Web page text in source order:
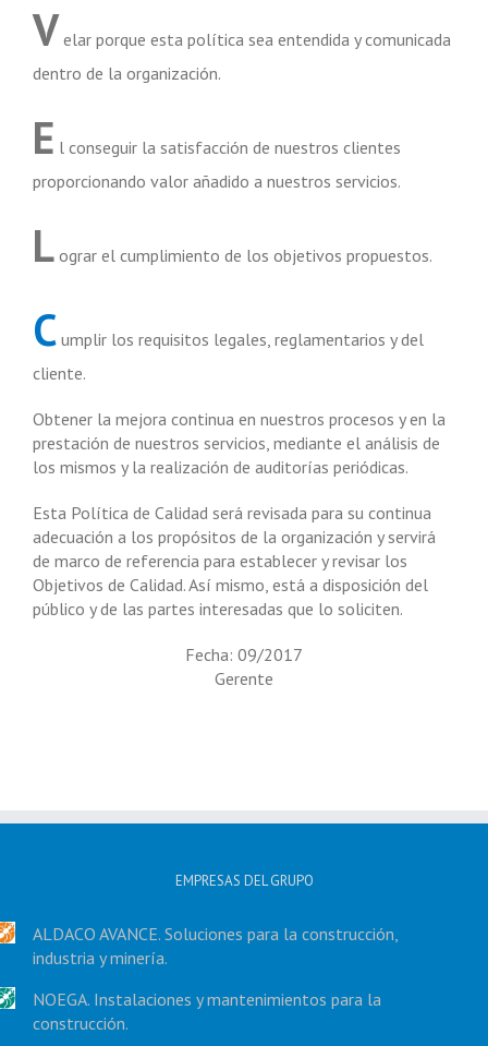
V elar porque esta política sea entendida y comunicada
dentro de la organización.
E l conseguir la satisfacción de nuestros clientes
proporcionando valor añadido a nuestros servicios.
L ograr el cumplimiento de los objetivos propuestos.
C umplir los requisitos legales, reglamentarios y del
cliente.
Obtener la mejora continua en nuestros procesos y en la
prestación de nuestros servicios, mediante el análisis de
los mismos y la realización de auditorías periódicas.
Esta Política de Calidad será revisada para su continua
adecuación a los propósitos de la organización y servirá
de marco de referencia para establecer y revisar los
Objetivos de Calidad. Así mismo, está a disposición del
público y de las partes interesadas que lo soliciten.
Fecha: 09/2017
Gerente
EMPRESAS DEL GRUPO
ALDACO AVANCE. Soluciones para la construcción,
industria y minería.
NOEGA. Instalaciones y mantenimientos para la
construcción.